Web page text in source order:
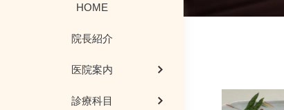
HOME
院長紹介
医院案内
院内
最新医
診療科目
歯周病
小児歯
院内掲
歯周病
院長ブ
かむかむ
歯科お役立